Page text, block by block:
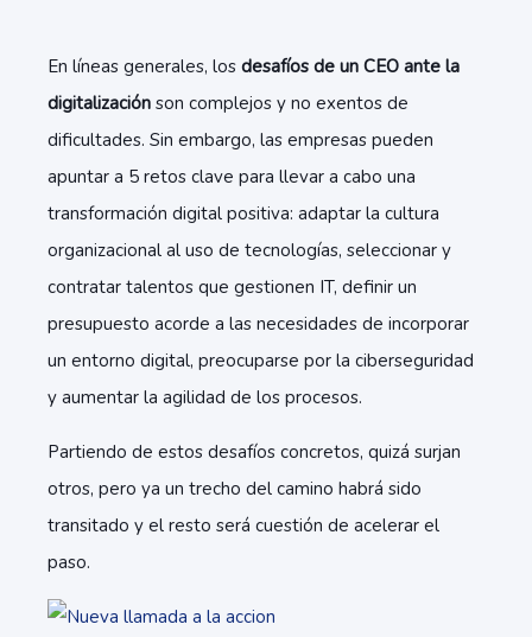
En líneas generales, los desafíos de un CEO ante la
digitalización son complejos y no exentos de
dificultades. Sin embargo, las empresas pueden
apuntar a 5 retos clave para llevar a cabo una
transformación digital positiva: adaptar la cultura
organizacional al uso de tecnologías, seleccionar y
contratar talentos que gestionen IT, definir un
presupuesto acorde a las necesidades de incorporar
un entorno digital, preocuparse por la ciberseguridad
y aumentar la agilidad de los procesos.
Partiendo de estos desafíos concretos, quizá surjan
otros, pero ya un trecho del camino habrá sido
transitado y el resto será cuestión de acelerar el
paso.